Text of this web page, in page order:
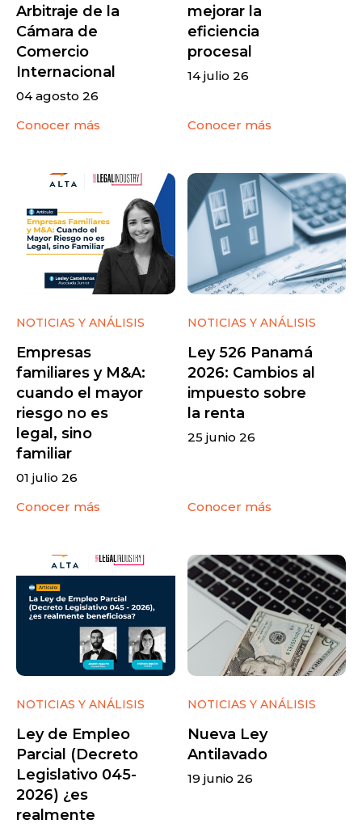
Arbitraje de la
Cámara de
Comercio
Internacional
04 agosto 26
Conocer más
mejorar la
eficiencia
procesal
14 julio 26
Conocer más
NOTICIAS Y ANÁLISIS
Empresas
familiares y M&A:
cuando el mayor
riesgo no es
legal, sino
familiar
01 julio 26
Conocer más
NOTICIAS Y ANÁLISIS
Ley 526 Panamá
2026: Cambios al
impuesto sobre
la renta
25 junio 26
Conocer más
NOTICIAS Y ANÁLISIS
Ley de Empleo
Parcial (Decreto
Legislativo 045-
2026) ¿es
realmente
NOTICIAS Y ANÁLISIS
Nueva Ley
Antilavado
19 junio 26